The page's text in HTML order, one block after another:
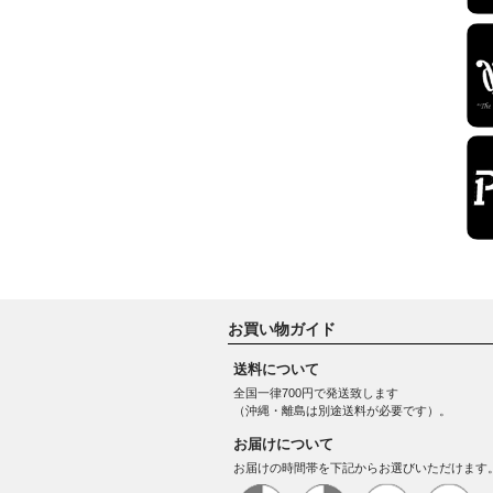
お買い物ガイド
送料について
全国一律700円で発送致します
（沖縄・離島は別途送料が必要です）。
お届けについて
お届けの時間帯を下記からお選びいただけます